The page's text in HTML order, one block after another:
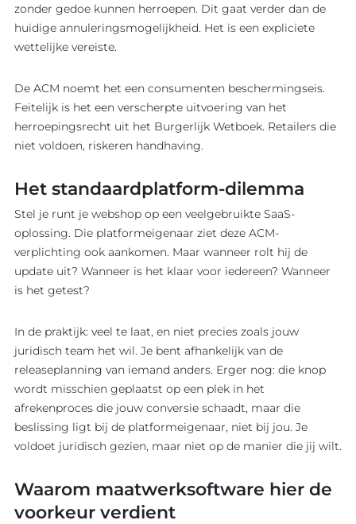
zonder gedoe kunnen herroepen. Dit gaat verder dan de
huidige annuleringsmogelijkheid. Het is een expliciete
wettelijke vereiste.
De ACM noemt het een consumenten beschermingseis.
Feitelijk is het een verscherpte uitvoering van het
herroepingsrecht uit het Burgerlijk Wetboek. Retailers die
niet voldoen, riskeren handhaving.
Het standaardplatform-dilemma
Stel je runt je webshop op een veelgebruikte SaaS-
oplossing. Die platformeigenaar ziet deze ACM-
verplichting ook aankomen. Maar wanneer rolt hij de
update uit? Wanneer is het klaar voor iedereen? Wanneer
is het getest?
In de praktijk: veel te laat, en niet precies zoals jouw
juridisch team het wil. Je bent afhankelijk van de
releaseplanning van iemand anders. Erger nog: die knop
wordt misschien geplaatst op een plek in het
afrekenproces die jouw conversie schaadt, maar die
beslissing ligt bij de platformeigenaar, niet bij jou. Je
voldoet juridisch gezien, maar niet op de manier die jij wilt.
Waarom maatwerksoftware hier de
voorkeur verdient